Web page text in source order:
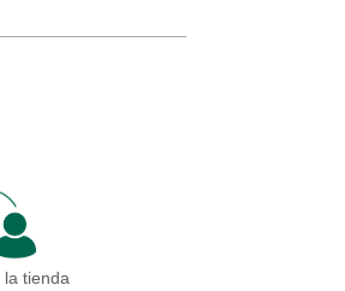
la tienda